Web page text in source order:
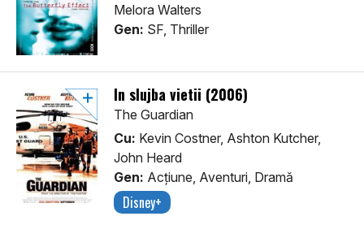
Melora Walters
Gen: SF, Thriller
In slujba vietii (2006)
The Guardian
Cu: Kevin Costner, Ashton Kutcher,
John Heard
Gen: Acţiune, Aventuri, Dramă
Disney+